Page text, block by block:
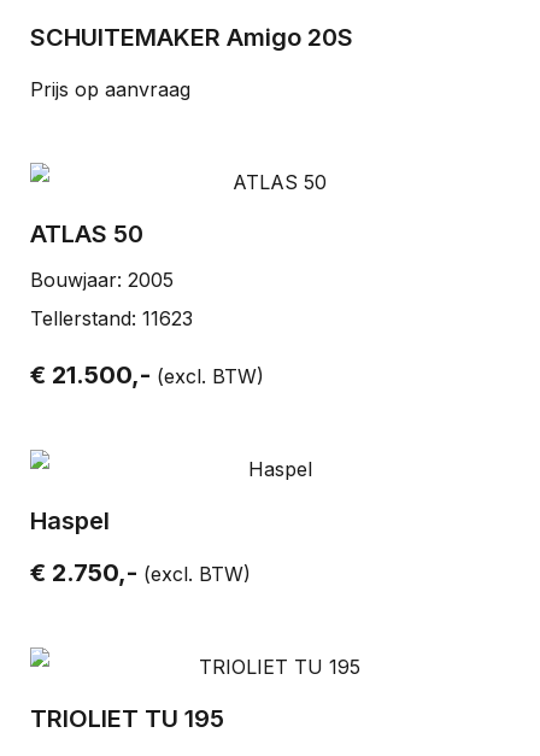
SCHUITEMAKER Amigo 20S
Prijs op aanvraag
ATLAS 50
Bouwjaar: 2005
Tellerstand: 11623
€ 21.500,- (excl. BTW)
Haspel
€ 2.750,- (excl. BTW)
TRIOLIET TU 195